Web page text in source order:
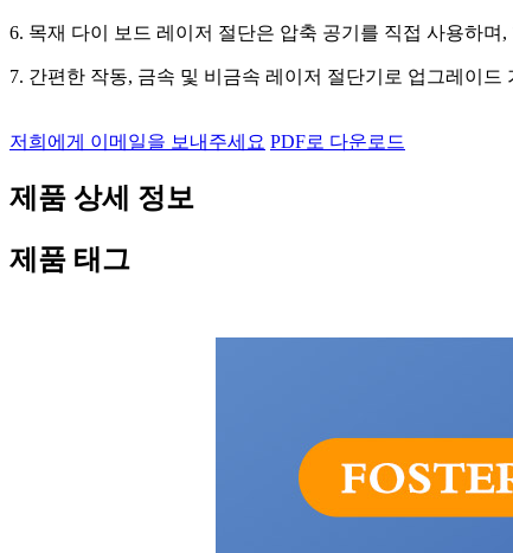
6. 목재 다이 보드 레이저 절단은 압축 공기를 직접 사용하
7. 간편한 작동, 금속 및 비금속 레이저 절단기로 업그레이
저희에게 이메일을 보내주세요 PDF로 다운로드
제품 상세 정보
제품 태그